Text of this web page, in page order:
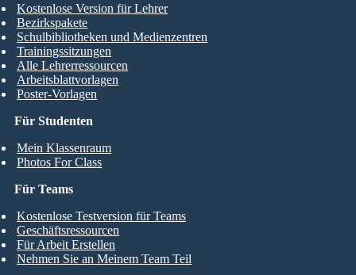
Für Studenten
Mein Klassenraum
Photos For Class
Kostenlose Version für Lehrer
Bezirkspakete
Schulbibliotheken und Medienzentren
Trainingssitzungen
Alle Lehrerressourcen
Arbeitsblattvorlagen
Poster-Vorlagen
Für Teams
Kostenlose Testversion für Teams
Geschäftsressourcen
Für Arbeit Erstellen
Nehmen Sie an Meinem Team Teil